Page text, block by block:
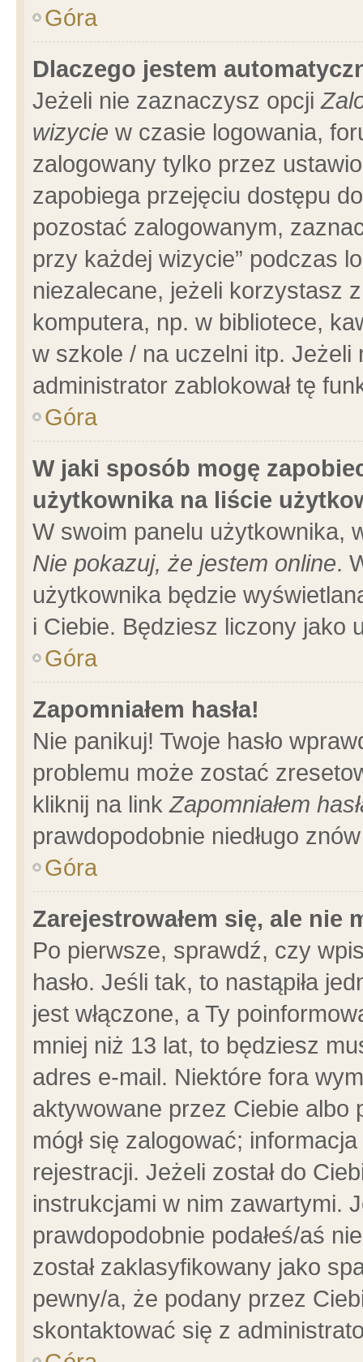
Góra
Dlaczego jestem
Jeżeli nie zaznaczysz opcji
wizycie w czasie logowania,
zalogowany tylko przez
zapobiega przejęciu dostępu
pozostać zalogowanym,
przy każdej wizycie” podczas
niezalecane, jeżeli korzystasz
komputera, np. w bibliotece,
w szkole / na uczelni itp.
administrator zablokował tę
Góra
W jaki sposób mogę
użytkownika na liście
W swoim panelu użytkownika,
Nie pokazuj, że jestem online.
użytkownika będzie
i Ciebie. Będziesz liczony jako
Góra
Zapomniałem hasła!
Nie panikuj! Twoje hasło
problemu może zostać
kliknij na linkZapomniałem
prawdopodobnie niedługo
Góra
Zarejestrowałem się, ale nie
Po pierwsze, sprawdź, czy
hasło. Jeśli tak, to nastąpiła
jest włączone, a Ty
mniej niż 13 lat, to będziesz
adres e-mail. Niektóre fora
aktywowane przez Ciebie albo
mógł się zalogować;
rejestracji. Jeżeli został do
instrukcjami w nim zawartymi.
prawdopodobnie podałeś/aś
został zaklasyfikowany jako
pewny/a, że podany przez
skontaktować się z